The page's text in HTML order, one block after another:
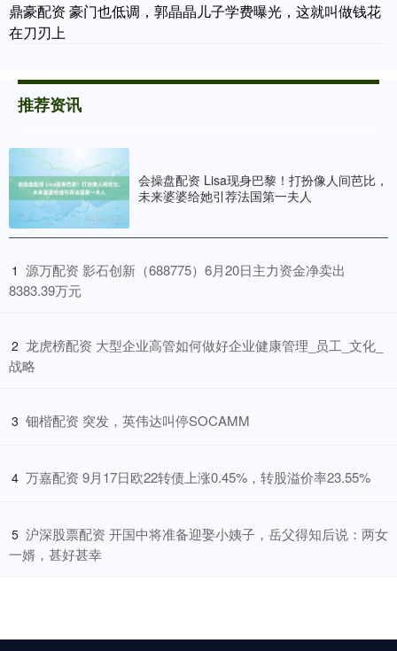
鼎豪配资 豪门也低调，郭晶晶儿子学费曝光，这就叫做钱花
在刀刃上
推荐资讯
会操盘配资 Lisa现身巴黎！打扮像人间芭比，
未来婆婆给她引荐法国第一夫人
1 ​源万配资 影石创新（688775）6月20日主力资金净卖出
8383.39万元
2 ​龙虎榜配资 大型企业高管如何做好企业健康管理_员工_文化_
战略
3 ​钿楷配资 突发，英伟达叫停SOCAMM
4 ​万嘉配资 9月17日欧22转债上涨0.45%，转股溢价率23.55%
5 ​沪深股票配资 开国中将准备迎娶小姨子，岳父得知后说：两女
一婿，甚好甚幸